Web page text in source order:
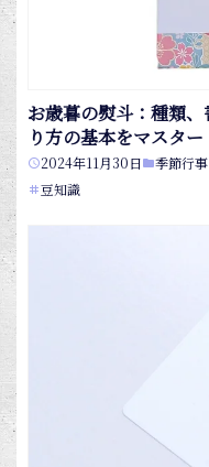
お歳暮の熨斗：種類
り方の基本をマスター
2024年11月30日
季節行事
豆知識